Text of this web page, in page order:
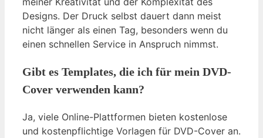
Designs. Der Druck selbst dauert dann meist
nicht länger als einen Tag, besonders wenn du
einen schnellen Service in Anspruch nimmst.
Gibt es Templates, die ich für mein DVD-
Cover verwenden kann?
Ja, viele Online-Plattformen bieten kostenlose
und kostenpflichtige Vorlagen für DVD-Cover an.